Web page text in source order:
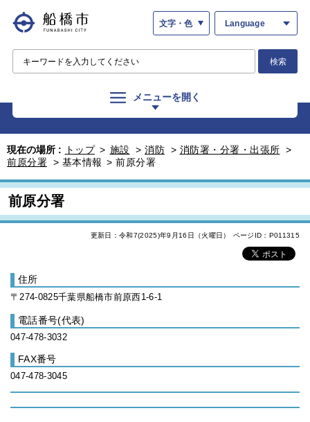
文字・色 Language
検索
メニューを開く
現在の場所 : トップ > 施設 > 消防 > 消防署・分署・出張所 >
前原分署 > 基本情報 > 前原分署
前原分署
更新日：令和7(2025)年9月16日（火曜日） ページID：P011315
住所
〒274-0825千葉県船橋市前原西1-6-1
電話番号(代表)
047-478-3032
FAX番号
047-478-3045